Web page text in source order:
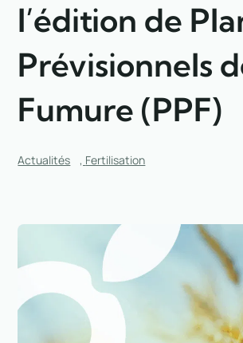
l’édition de
Prévisionnels
Fumure (PPF)
Actualités , Fertilisation